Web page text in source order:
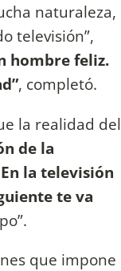
naturaleza,
televisión”,
hombre feliz.
, completó.
la realidad del
de la
En la televisión
te va
que impone